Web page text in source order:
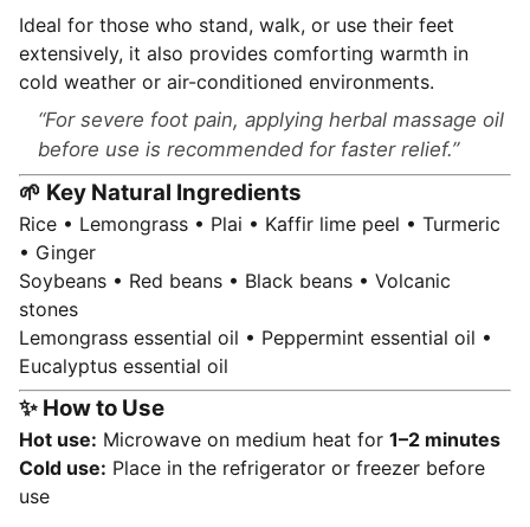
Ideal for those who stand, walk, or use their feet
extensively, it also provides comforting warmth in
cold weather or air-conditioned environments.
For severe foot pain, applying herbal massage oil
before use is recommended for faster relief.
🌱 Key Natural Ingredients
Rice • Lemongrass • Plai • Kaffir lime peel • Turmeric
• Ginger
Soybeans • Red beans • Black beans • Volcanic
stones
Lemongrass essential oil • Peppermint essential oil •
Eucalyptus essential oil
✨ How to Use
Hot use: Microwave on medium heat for 1–2 minutes
Cold use: Place in the refrigerator or freezer before
use